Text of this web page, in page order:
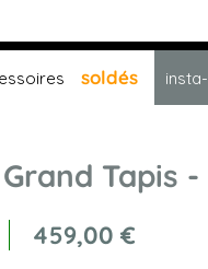
soldés insta-
Tapis -
459,00 €